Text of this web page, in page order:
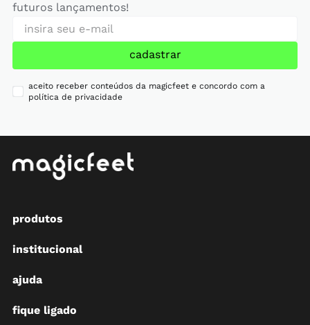
futuros lançamentos!
cadastrar
aceito receber conteúdos da magicfeet e concordo com a
política de privacidade
produtos
institucional
ajuda
fique ligado